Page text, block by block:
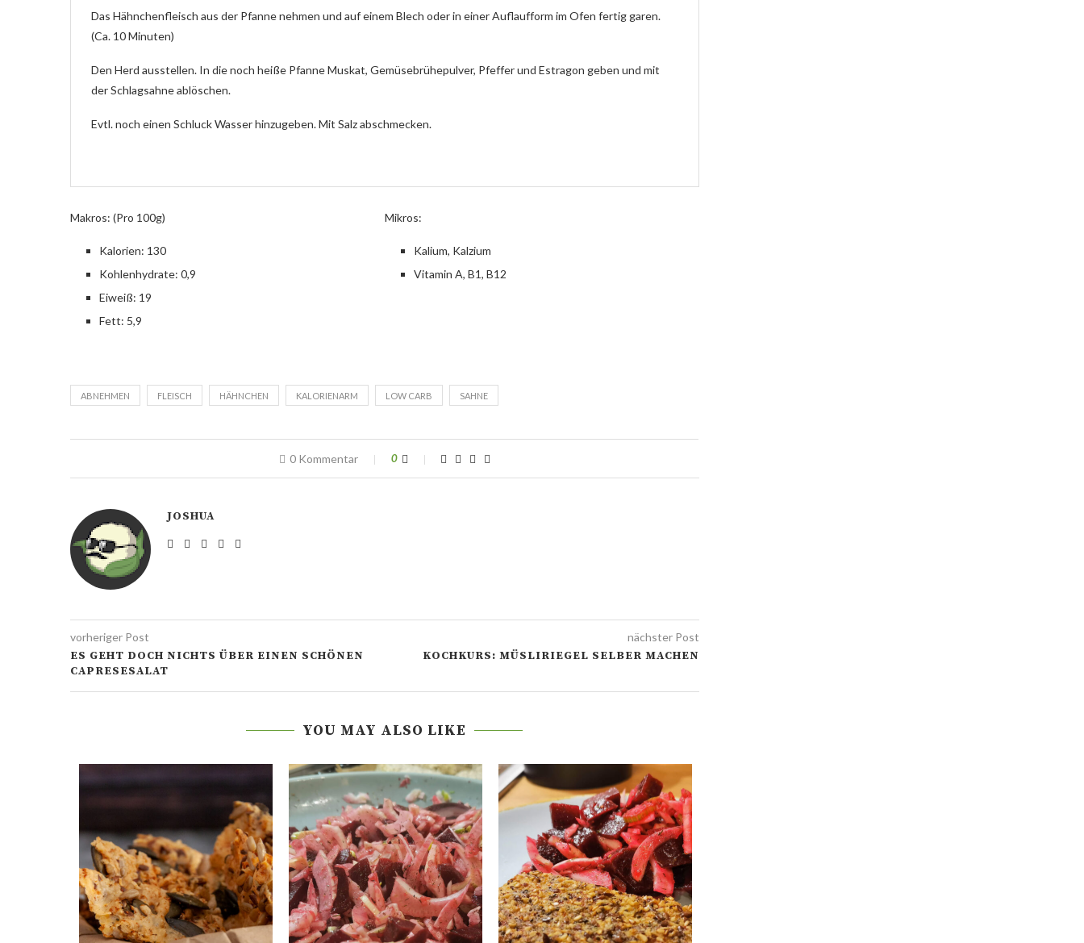
Das Hähnchenfleisch aus der Pfanne nehmen und auf einem Blech oder in einer Auflaufform im Ofen fertig garen.
(Ca. 10 Minuten)
Den Herd ausstellen. In die noch heiße Pfanne Muskat, Gemüsebrühepulver, Pfeffer und Estragon geben und mit
der Schlagsahne ablöschen.
Evtl. noch einen Schluck Wasser hinzugeben. Mit Salz abschmecken.
Makros: (Pro 100g)
Kalorien: 130
Kohlenhydrate: 0,9
Eiweiß: 19
Fett: 5,9
Mikros:
Kalium, Kalzium
Vitamin A, B1, B12
ABNEHMEN FLEISCH HÄHNCHEN KALORIENARM LOW CARB SAHNE
0 Kommentar 0
JOSHUA
vorheriger Post
ES GEHT DOCH NICHTS ÜBER EINEN SCHÖNEN
CAPRESESALAT
nächster Post
KOCHKURS: MÜSLIRIEGEL SELBER MACHEN
YOU MAY ALSO LIKE